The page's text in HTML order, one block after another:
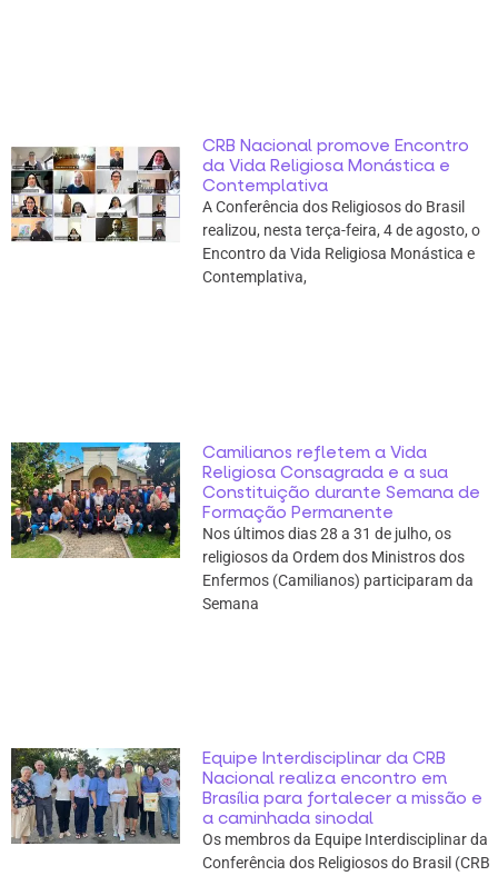
CRB Nacional promove Encontro
da Vida Religiosa Monástica e
Contemplativa
A Conferência dos Religiosos do Brasil
realizou, nesta terça-feira, 4 de agosto, o
Encontro da Vida Religiosa Monástica e
Contemplativa,
Camilianos refletem a Vida
Religiosa Consagrada e a sua
Constituição durante Semana de
Formação Permanente
Nos últimos dias 28 a 31 de julho, os
religiosos da Ordem dos Ministros dos
Enfermos (Camilianos) participaram da
Semana
Equipe Interdisciplinar da CRB
Nacional realiza encontro em
Brasília para fortalecer a missão e
a caminhada sinodal
Os membros da Equipe Interdisciplinar da
Conferência dos Religiosos do Brasil (CRB